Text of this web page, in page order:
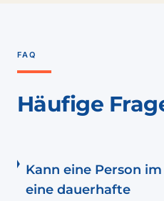
FAQ
Häufige
Kann eine Person
eine dauerhafte